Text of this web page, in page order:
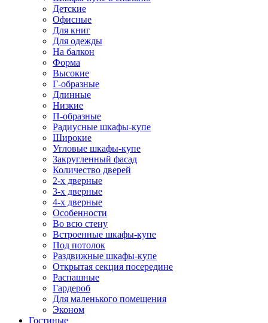
Детские
Офисные
Для книг
Для одежды
На балкон
Форма
Высокие
Г-образные
Длинные
Низкие
П-образные
Радиусные шкафы-купе
Широкие
Угловые шкафы-купе
Закругленный фасад
Количество дверей
2-х дверные
3-х дверные
4-х дверные
Особенности
Во всю стену
Встроенные шкафы-купе
Под потолок
Раздвижные шкафы-купе
Открытая секция посередине
Распашные
Гардероб
Для маленького помещения
Эконом
Гостиные